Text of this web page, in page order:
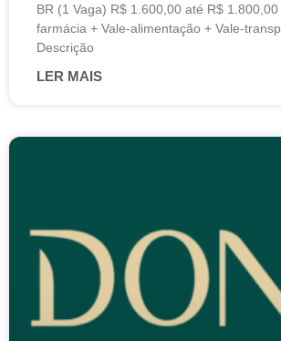
BR (1 Vaga) R$ 1.600,00 até R$ 1.800,00
farmácia + Vale-alimentação + Vale-
Descrição
LER MAIS